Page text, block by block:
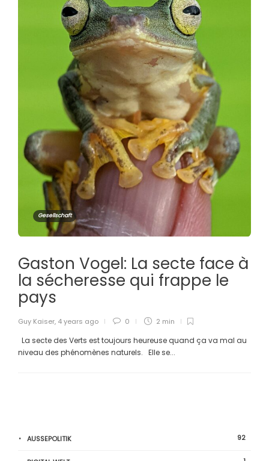
Gesellschaft
Gaston Vogel: La secte face à
la sécheresse qui frappe le
pays
Guy Kaiser, 4 years ago 0 2 min
La secte des Verts est toujours heureuse quand ça va mal au
niveau des phénomènes naturels. Elle se...
AUSSEPOLITIK 92